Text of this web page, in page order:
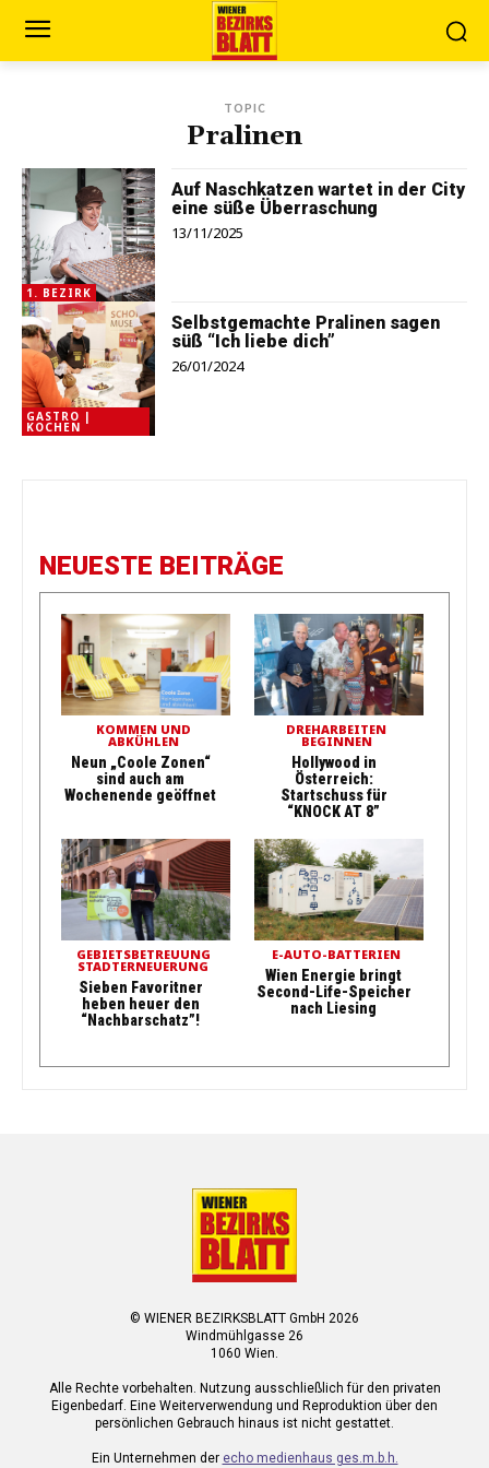
TOPIC
Pralinen
1. BEZIRK
Auf Naschkatzen wartet in der City
eine süße Überraschung
13/11/2025
GASTRO |
KOCHEN
Selbstgemachte Pralinen sagen
süß “Ich liebe dich”
26/01/2024
NEUESTE BEITRÄGE
KOMMEN UND
ABKÜHLEN
Neun „Coole Zonen“
sind auch am
Wochenende geöffnet
DREHARBEITEN
BEGINNEN
Hollywood in
Österreich:
Startschuss für
“KNOCK AT 8”
GEBIETSBETREUUNG
STADTERNEUERUNG
Sieben Favoritner
heben heuer den
“Nachbarschatz”!
E-AUTO-BATTERIEN
Wien Energie bringt
Second-Life-Speicher
nach Liesing
© WIENER BEZIRKSBLATT GmbH 2026
Windmühlgasse 26
1060 Wien.
Alle Rechte vorbehalten. Nutzung ausschließlich für den privaten
Eigenbedarf. Eine Weiterverwendung und Reproduktion über den
persönlichen Gebrauch hinaus ist nicht gestattet.
Ein Unternehmen der echo medienhaus ges.m.b.h.